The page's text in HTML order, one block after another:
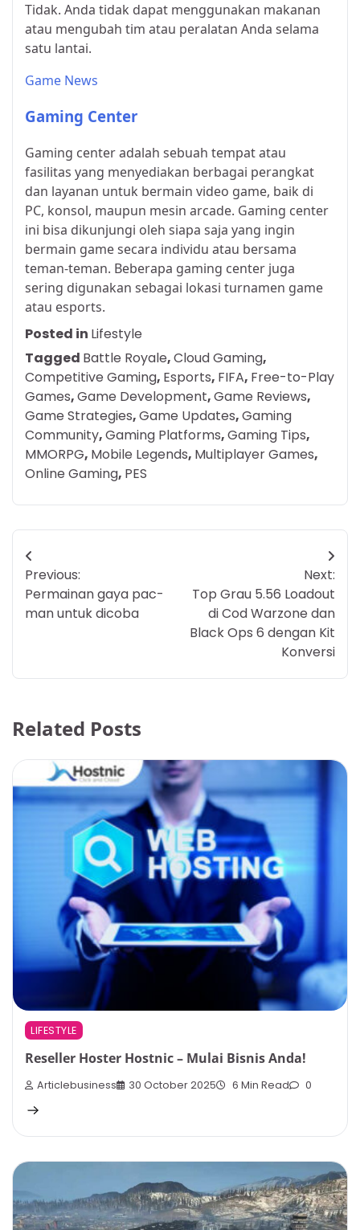
Tidak. Anda tidak dapat menggunakan makanan
atau mengubah tim atau peralatan Anda selama
satu lantai.
Game News
Gaming Center
Gaming center adalah sebuah tempat atau
fasilitas yang menyediakan berbagai perangkat
dan layanan untuk bermain video game, baik di
PC, konsol, maupun mesin arcade. Gaming center
ini bisa dikunjungi oleh siapa saja yang ingin
bermain game secara individu atau bersama
teman-teman. Beberapa gaming center juga
sering digunakan sebagai lokasi turnamen game
atau esports.
Posted in Lifestyle
Tagged Battle Royale,Cloud Gaming,
Competitive Gaming, Esports, FIFA, Free-to-Play
Games,Game Development,Game Reviews,
Game Strategies,Game Updates,Gaming
Community,Gaming Platforms,Gaming Tips,
MMORPG, Mobile Legends, Multiplayer Games,
Online Gaming, PES
Post
navigation
Previous:
Permainan gaya pac-
man untuk dicoba
Next:
Top Grau 5.56 Loadout
di Cod Warzone dan
Black Ops 6 dengan Kit
Konversi
Related Posts
LIFESTYLE
Reseller Hoster Hostnic – Mulai Bisnis Anda!
Articlebusiness 30 October 2025 6 Min Read 0